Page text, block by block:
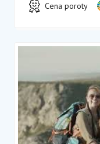
Cena poroty